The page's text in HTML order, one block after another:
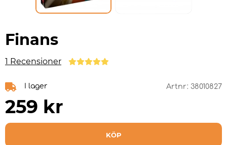
Finans
1 Recensioner
I lager Artnr: 38010827
259 kr
KÖP